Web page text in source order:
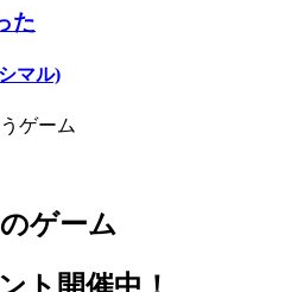
た
マル)
ゲーム
ゲーム